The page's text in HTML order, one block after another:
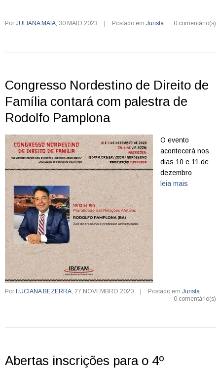
Por JULIANA MAIA, 30.MAIO.2023 Postado em Jurista 0 comentário(s)
Congresso Nordestino de Direito de
Família contará com palestra de
Rodolfo Pamplona
O evento
acontecerá nos
dias 10 e 11 de
dezembro
leia mais
Por LUCIANA BEZERRA, 27.NOVEMBRO.2020 Postado em Jurista
0 comentário(s)
Abertas inscrições para o 4º